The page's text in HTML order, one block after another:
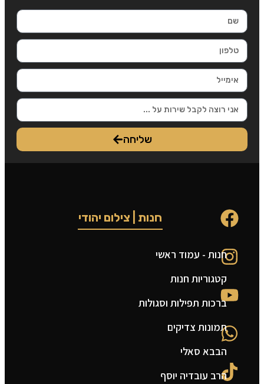
שליחה
חנות | צילום יהודי
חנות - עמוד ראשי
קטגוריות חנות
ברכות תפילות וסגולות
תמונות צדיקים
הבבא סאלי
הרב עובדיה יוסף